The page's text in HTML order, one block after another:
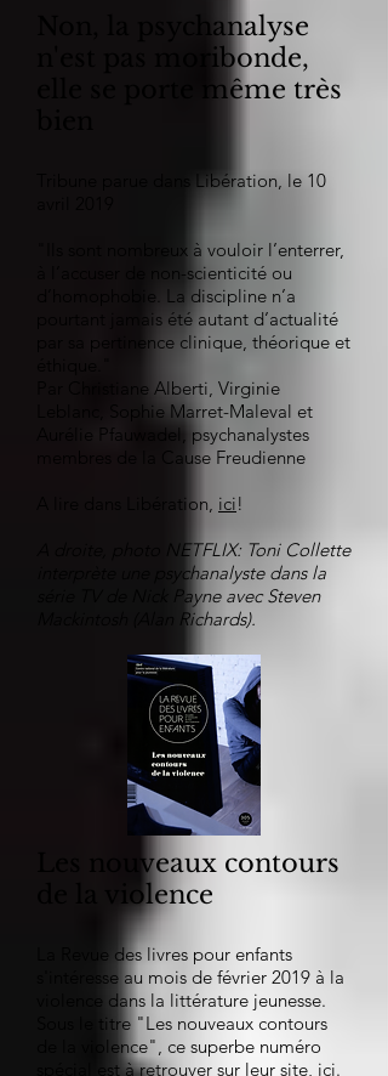
Non, la psychanalyse
n'est pas moribonde,
elle se porte même très
Tribune parue dans Libération, le 10
"Ils sont nombreux à vouloir l’enterrer,
à l’accuser de non-scienticité ou
d’homophobie. La discipline n’a
pourtant jamais été autant d’actualité
par sa pertinence clinique, théorique et
Par Christiane Alberti, Virginie
Leblanc, Sophie Marret-Maleval et
Aurélie Pfauwadel, psychanalystes
membres de la Cause Freudienne
A lire dans Libération, ici!
A droite, photo NETFLIX: Toni Collette
interprète une psychanalyste dans la
série TV de Nick Payne avec Steven
Mackintosh (Alan Richards).
Les nouveaux contours
de la violence
La Revue des livres pour enfants
s'intéresse au mois de février 2019 à la
violence dans la littérature jeunesse.
Sous le titre "Les nouveaux contours
de la violence", ce superbe numéro
spécial est à retrouver sur leur site, ici.